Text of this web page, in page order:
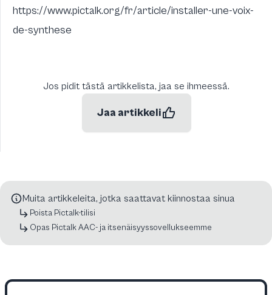
https://www.pictalk.org/fr/article/installer-une-voix-
de-synthese
Jos pidit tästä artikkelista, jaa se ihmeessä.
Jaa artikkeli
Muita artikkeleita, jotka saattavat kiinnostaa sinua
Poista Pictalk-tilisi
Opas Pictalk AAC- ja itsenäisyyssovellukseemme